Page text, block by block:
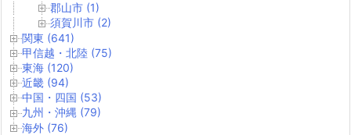
郡山市 (1)
須賀川市 (2)
関東 (641)
甲信越・北陸 (75)
東海 (120)
近畿 (94)
中国・四国 (53)
九州・沖縄 (79)
海外 (76)